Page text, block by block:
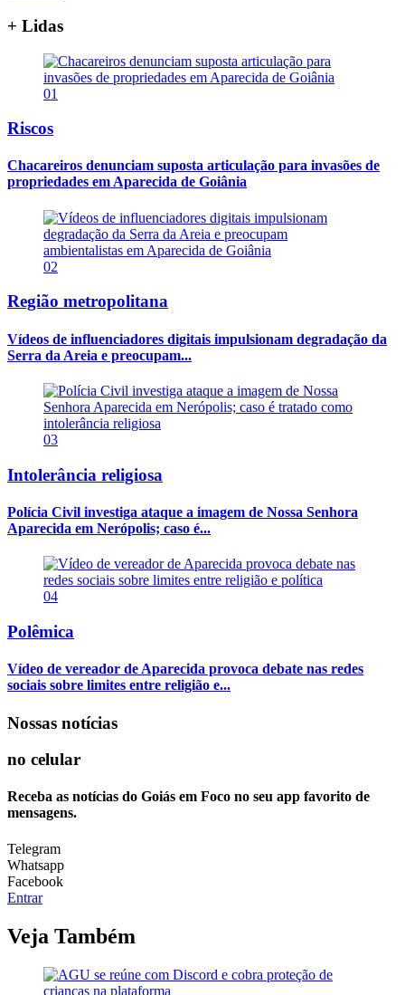
+ Lidas
01
Riscos
Chacareiros denunciam suposta articulação para invasões de
propriedades em Aparecida de Goiânia
02
Região metropolitana
Vídeos de influenciadores digitais impulsionam degradação da
Serra da Areia e preocupam...
03
Intolerância religiosa
Polícia Civil investiga ataque a imagem de Nossa Senhora
Aparecida em Nerópolis; caso é...
04
Polêmica
Vídeo de vereador de Aparecida provoca debate nas redes
sociais sobre limites entre religião e...
Nossas notícias
no celular
Receba as notícias do Goiás em Foco no seu app favorito de
mensagens.
Telegram
Whatsapp
Facebook
Entrar
Veja Também